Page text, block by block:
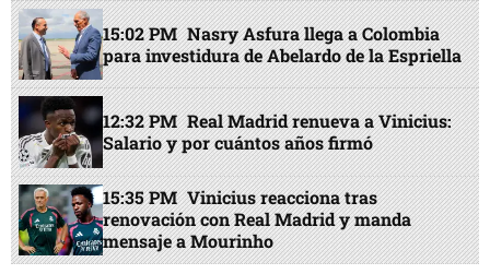
15:02 PM Nasry Asfura llega a Colombia
para investidura de Abelardo de la Espriella
12:32 PM Real Madrid renueva a Vinicius:
Salario y por cuántos años firmó
15:35 PM Vinicius reacciona tras
renovación con Real Madrid y manda
mensaje a Mourinho